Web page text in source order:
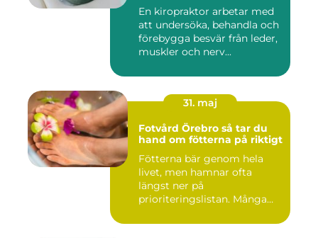
En kiropraktor arbetar med
att undersöka, behandla och
förebygga besvär från leder,
muskler och nerv...
31. maj
Fotvård Örebro så tar du
hand om fötterna på riktigt
Fötterna bär genom hela
livet, men hamnar ofta
längst ner på
prioriteringslistan. Många